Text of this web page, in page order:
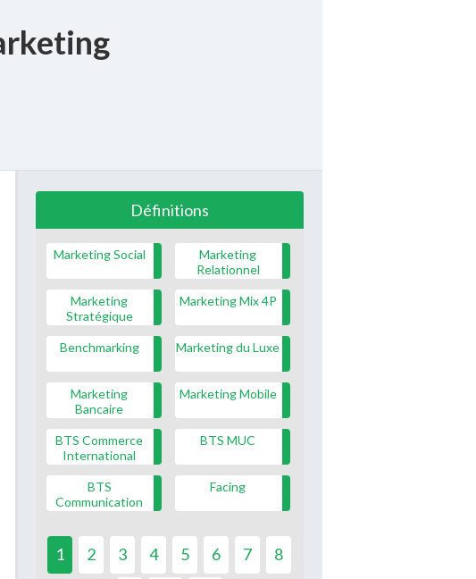
Définitions
Marketing Social
Marketing
Relationnel
Marketing
Stratégique
Marketing Mix 4P
Benchmarking Marketing du Luxe
Marketing
Bancaire
Marketing Mobile
BTS Commerce
International
BTS MUC
BTS
Communication
Facing
1 2 3 4 5 6 7 8